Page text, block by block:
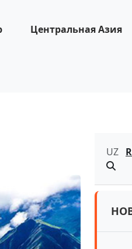
Центральная Азия
UZ